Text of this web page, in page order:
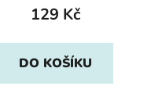
129 Kč
DO KOŠÍKU